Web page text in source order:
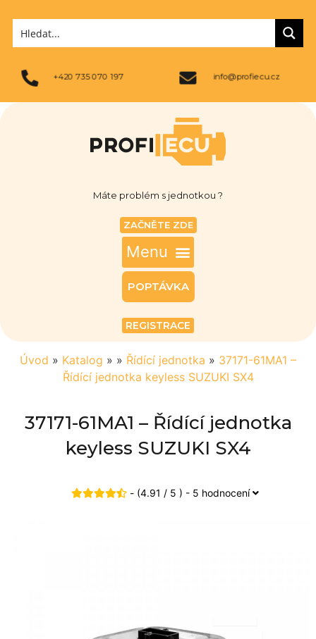
+420 735 070 197 info@profiecu.cz
Máte problém s jednotkou ?
ZAČNĚTE ZDE
POPTÁVKA
REGISTRACE
Úvod » Katalog » » Řídící jednotka » 37171-61MA1 –
Řídící jednotka keyless SUZUKI SX4
37171-61MA1 – Řídící jednotka
keyless SUZUKI SX4
- (4.91 / 5 ) - 5 hodnocení